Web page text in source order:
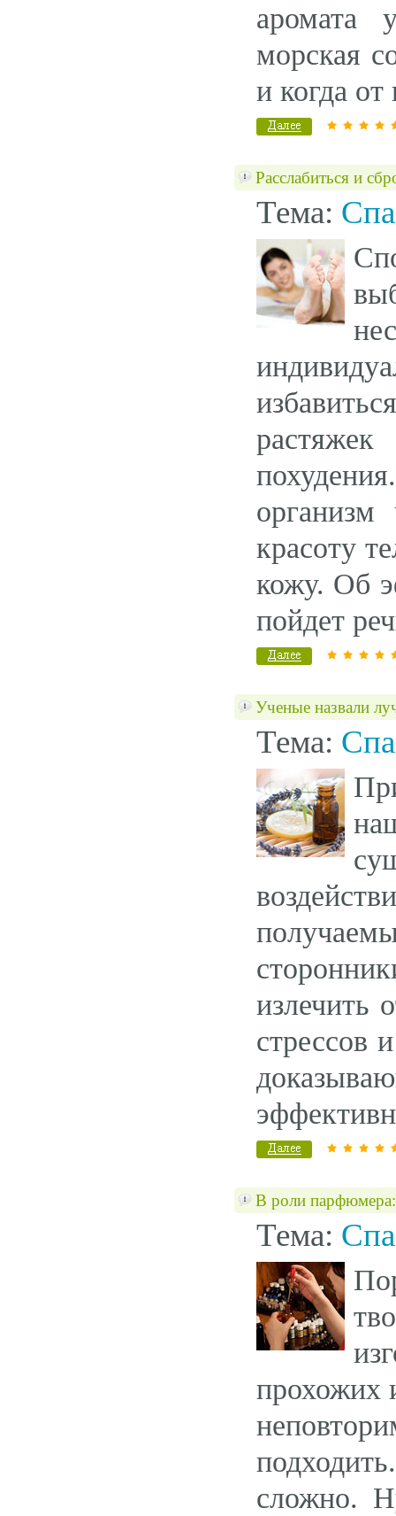
аромата
морская
и когда
Расслабиться и
Тема:
организм
красоту
кожу. Об
пойдет
Ученые назвали
Тема:
излечить
стрессов
В роли
Тема:
прохожих
сложно.